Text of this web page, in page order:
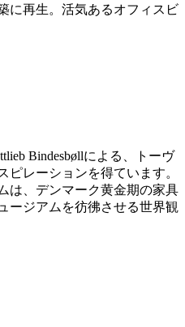
に再生。活気あるオフィスビ
Bindesbøllによる、トーヴ
ピレーションを得ています。
は、デンマーク黄金期の家具
ージアムを彷彿させる世界観